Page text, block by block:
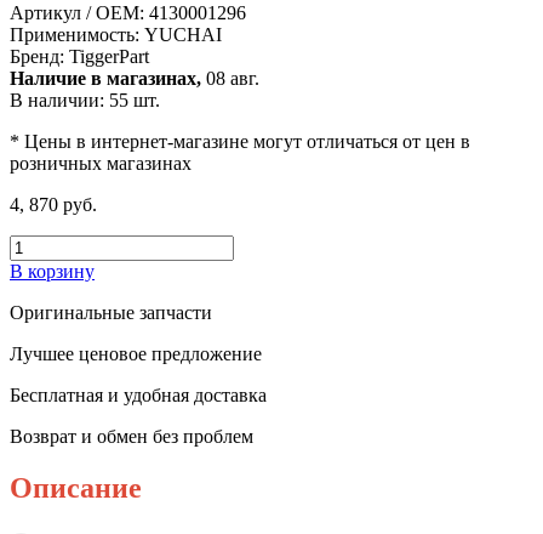
Артикул / OEM: 4130001296
Применимость: YUCHAI
Бренд: TiggerPart
Наличие в магазинах, 08 авг.
В наличии: 55 шт.
* Цены в интернет-магазине могут отличаться от цен в
розничных магазинах
4, 870 руб.
В корзину
Оригинальные запчасти
Лучшее ценовое предложение
Бесплатная и удобная доставка
Возврат и обмен без проблем
Описание